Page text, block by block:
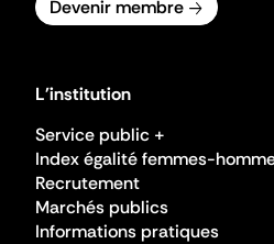
Devenir membre
L'institution
Service public +
Index égalité femmes-
Recrutement
Marchés publics
Informations pratiques